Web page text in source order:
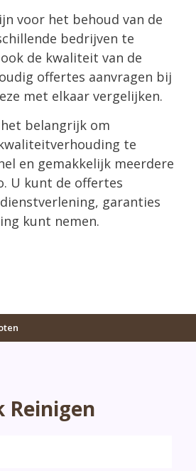
voor het behoud van de
bedrijven te
de kwaliteit van de
offertes aanvragen bij
met elkaar vergelijken.
belangrijk om
te
en gemakkelijk meerdere
U kunt de offertes
garanties
kunt nemen.
Reinigen